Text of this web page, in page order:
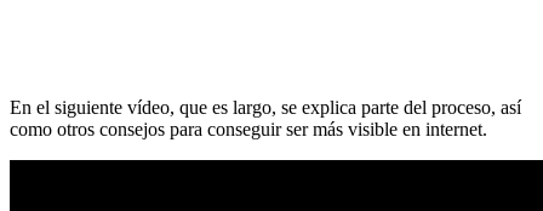
En el siguiente vídeo, que es largo, se explica parte del proceso, así
como otros consejos para conseguir ser más visible en internet.